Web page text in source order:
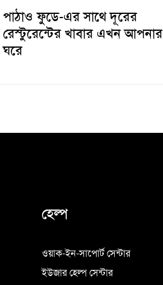
পাঠাও ফুডে-এর সাথে দূরের
রেস্টুরেন্টের খাবার এখন আপনার
ঘরে
হেল্প
ওয়াক-ইন-সাপোর্ট সেন্টার
ইউজার হেল্প সেন্টার